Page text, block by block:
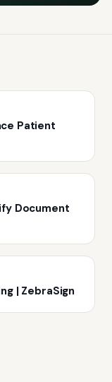
Patient
Document
| ZebraSign